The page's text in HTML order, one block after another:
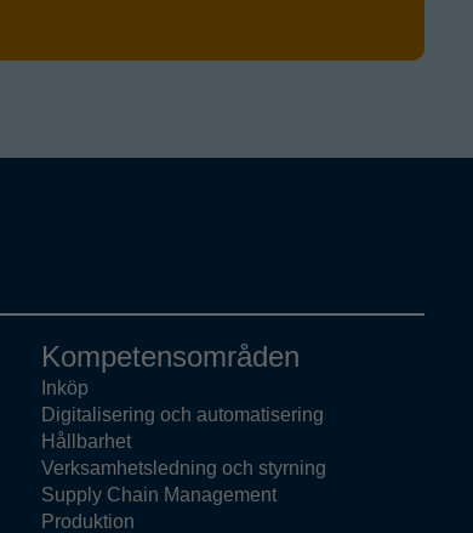
Kompetensområden
Inköp
Digitalisering och automatisering
Hållbarhet
Verksamhetsledning och styrning
Supply Chain Management
Produktion